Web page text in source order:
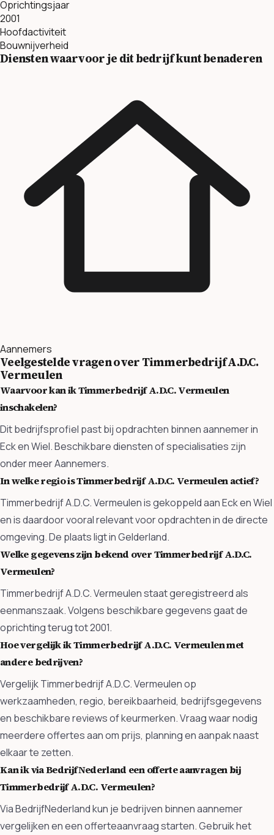
Oprichtingsjaar
2001
Hoofdactiviteit
Bouwnijverheid
Diensten waarvoor je dit bedrijf kunt benaderen
Aannemers
Veelgestelde vragen over Timmerbedrijf A.D.C.
Vermeulen
Waarvoor kan ik Timmerbedrijf A.D.C. Vermeulen
inschakelen?
Dit bedrijfsprofiel past bij opdrachten binnen aannemer in
Eck en Wiel. Beschikbare diensten of specialisaties zijn
onder meer Aannemers.
In welke regio is Timmerbedrijf A.D.C. Vermeulen actief?
Timmerbedrijf A.D.C. Vermeulen is gekoppeld aan Eck en Wiel
en is daardoor vooral relevant voor opdrachten in de directe
omgeving. De plaats ligt in Gelderland.
Welke gegevens zijn bekend over Timmerbedrijf A.D.C.
Vermeulen?
Timmerbedrijf A.D.C. Vermeulen staat geregistreerd als
eenmanszaak. Volgens beschikbare gegevens gaat de
oprichting terug tot 2001.
Hoe vergelijk ik Timmerbedrijf A.D.C. Vermeulen met
andere bedrijven?
Vergelijk Timmerbedrijf A.D.C. Vermeulen op
werkzaamheden, regio, bereikbaarheid, bedrijfsgegevens
en beschikbare reviews of keurmerken. Vraag waar nodig
meerdere offertes aan om prijs, planning en aanpak naast
elkaar te zetten.
Kan ik via BedrijfNederland een offerte aanvragen bij
Timmerbedrijf A.D.C. Vermeulen?
Via BedrijfNederland kun je bedrijven binnen aannemer
vergelijken en een offerteaanvraag starten. Gebruik het